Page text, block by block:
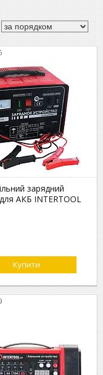
зарядний
АКБ INTERTOOL
Купити